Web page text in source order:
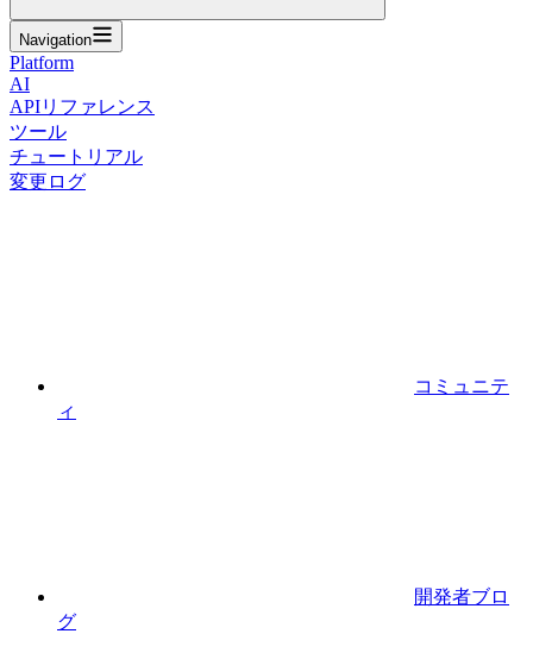
Navigation
Platform
AI
APIリファレンス
ツール
チュートリアル
変更ログ
コミュニテ
ィ
開発者ブロ
グ